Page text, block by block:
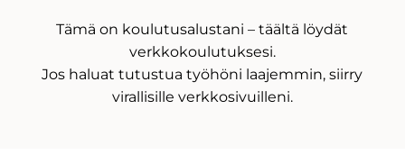
Tämä on koulutusalustani – täältä löydät
verkkokoulutuksesi.
Jos haluat tutustua työhöni laajemmin, siirry
virallisille verkkosivuilleni.